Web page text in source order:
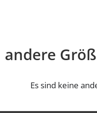
andere
Es sind keine